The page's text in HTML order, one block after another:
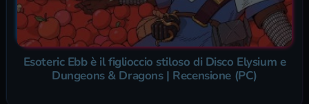
Esoteric Ebb è il figlioccio stiloso di Disco Elysium e
Dungeons & Dragons | Recensione (PC)